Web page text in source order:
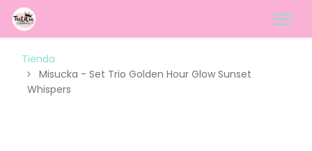
Tienda
Misucka - Set Trio Golden Hour Glow Sunset
Whispers